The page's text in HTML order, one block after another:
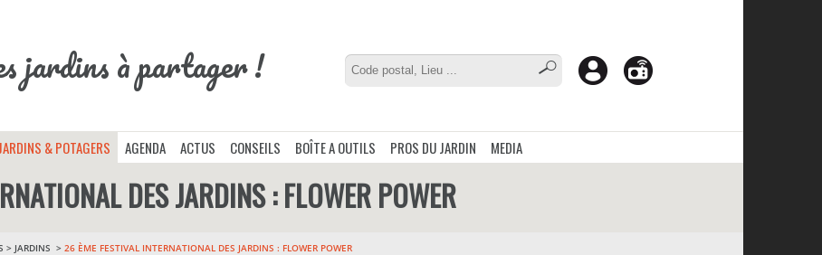
jardins à partager !
& POTAGERS AGENDA ACTUS CONSEILS BOÎTE A OUTILS PROS DU JARDIN MEDIA
DES JARDINS : FLOWER POWER
> JARDINS 26 ÈME FESTIVAL INTERNATIONAL DES JARDINS : FLOWER POWER